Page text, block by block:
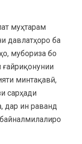
муҳтарам
давлатҳоро ба
мубориза бо
минтақавӣ,
сарҳади
дар ин раванд